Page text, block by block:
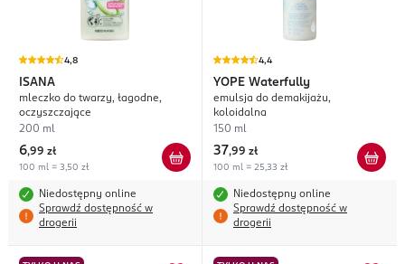
4,8
ISANA
mleczko do twarzy, łagodne,
oczyszczające
200 ml
6,99 zł
100 ml = 3,50 zł
Niedostępny online
Sprawdź dostępność w
drogerii
4,4
YOPE Waterfully
emulsja do demakijażu,
koloidalna
150 ml
37,99 zł
100 ml = 25,33 zł
Niedostępny online
Sprawdź dostępność w
drogerii